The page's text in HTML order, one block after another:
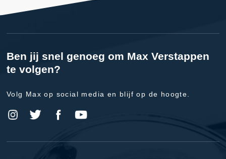
Ben jij snel genoeg om Max Verstappen
te volgen?
Volg Max op social media en blijf op de hoogte.